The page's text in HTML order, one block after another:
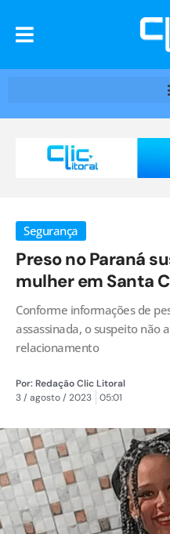
Segurança
Preso no Paraná
mulher em Santa
Conforme informações de
assassinada, o suspeito não
relacionamento
Por:Redação Clic Litoral
3 / agosto / 2023
05:01